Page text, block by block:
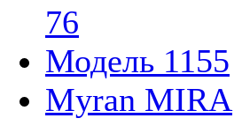
76
Модель 1155
Myran MIRA